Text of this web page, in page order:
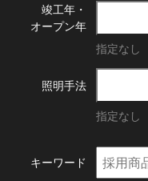
竣工年・
オープン年
指定なし
照明手法
指定なし
キーワード